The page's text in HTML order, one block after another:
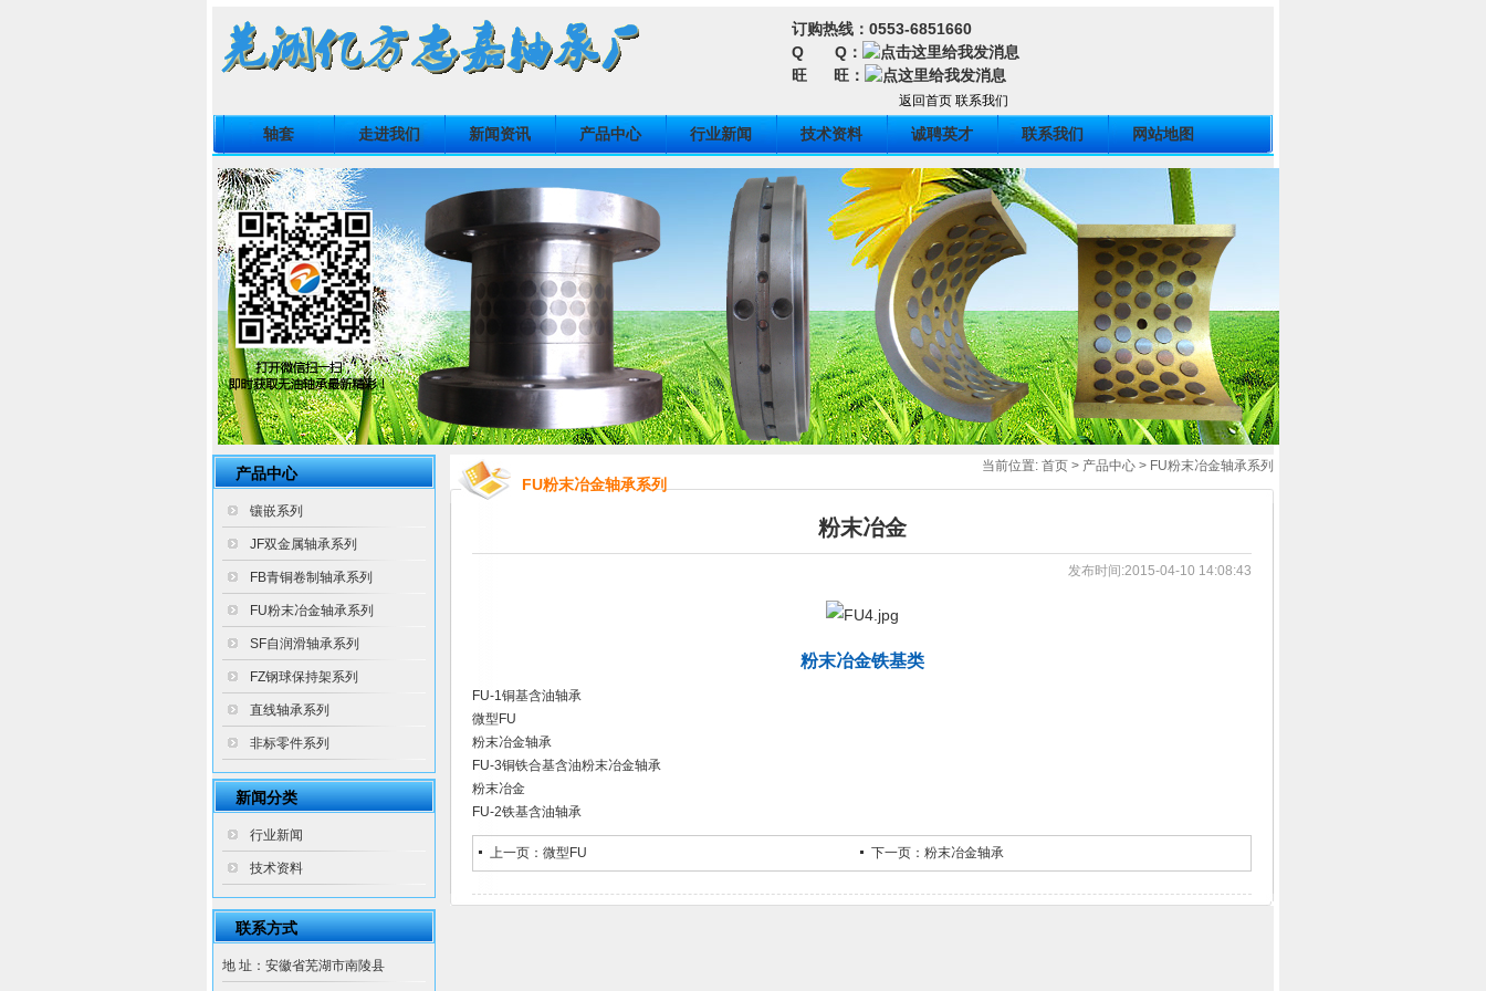
订购热线：0553-6851660
Q Q：
旺 旺：
返回首页 联系我们
轴套 走进我们 新闻资讯 产品中心 行业新闻 技术资料 诚聘英才 联系我们 网站地图
产品中心
镶嵌系列
JF双金属轴承系列
FB青铜卷制轴承系列
FU粉末冶金轴承系列
SF自润滑轴承系列
FZ钢球保持架系列
直线轴承系列
非标零件系列
新闻分类
行业新闻
技术资料
联系方式
地 址：安徽省芜湖市南陵县
当前位置: 首页 > 产品中心 > FU粉末冶金轴承系列
FU粉末冶金轴承系列
粉末冶金
发布时间:2015-04-10 14:08:43
粉末冶金铁基类
FU-1铜基含油轴承
微型FU
粉末冶金轴承
FU-3铜铁合基含油粉末冶金轴承
粉末冶金
FU-2铁基含油轴承
上一页： 微型FU 下一页： 粉末冶金轴承